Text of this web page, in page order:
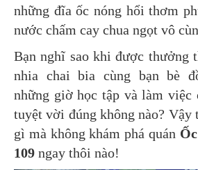
những đĩa ốc nóng hổi thơm
nước chấm cay chua ngọt vô
Bạn nghĩ sao khi được thưởng
nhia chai bia cùng bạn bè
những giờ học tập và làm việc
tuyệt vời đúng không nào? Vậy
gì mà không khám phá quán
109 ngay thôi nào!